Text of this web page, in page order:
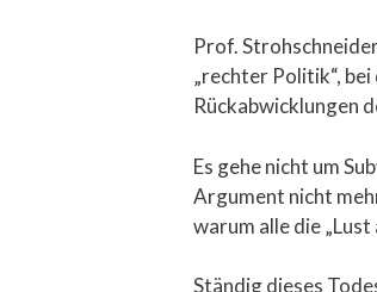
Prof.
„rechter Politik“,
Rückabwicklungen
Es gehe nicht um
Argument nicht
warum alle die
Ständig dieses